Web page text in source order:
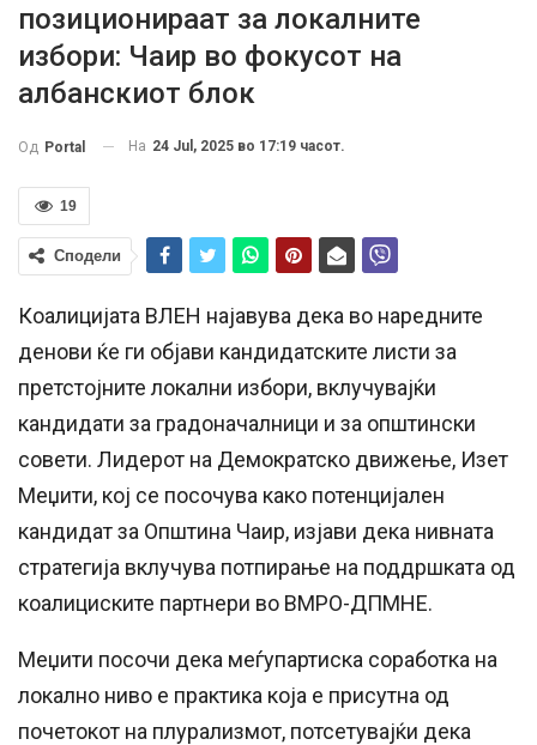
позиционираат за локалните
избори: Чаир во фокусот на
албанскиот блок
Од Portal На 24 Jul, 2025 во 17:19 часот.
19
Сподели
Коалицијата ВЛЕН најавува дека во наредните
денови ќе ги објави кандидатските листи за
претстојните локални избори, вклучувајќи
кандидати за градоначалници и за општински
совети. Лидерот на Демократско движење, Изет
Меџити, кој се посочува како потенцијален
кандидат за Општина Чаир, изјави дека нивната
стратегија вклучува потпирање на поддршката од
коалициските партнери во ВМРО-ДПМНЕ.
Меџити посочи дека меѓупартиска соработка на
локално ниво е практика која е присутна од
почетокот на плурализмот, потсетувајќи дека